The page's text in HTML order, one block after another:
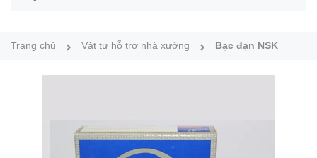
Trang chủ Vật tư hỗ trợ nhà xưởng Bạc đạn NSK